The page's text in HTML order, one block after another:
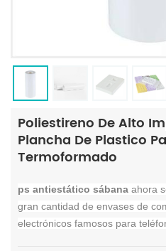
Poliestireno De Alto
Plancha De Plastico
Termoformado
ps antiestático sábana ahora
gran cantidad de envases de
electrónicos famosos para